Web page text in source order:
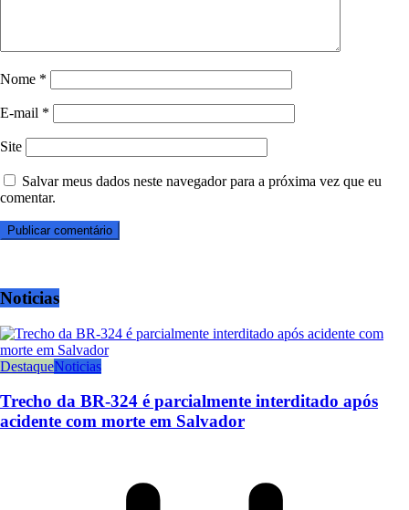
Nome *
E-mail *
Site
Salvar meus dados neste navegador para a próxima vez que eu
comentar.
Noticias
DestaqueNoticias
Trecho da BR-324 é parcialmente interditado após
acidente com morte em Salvador